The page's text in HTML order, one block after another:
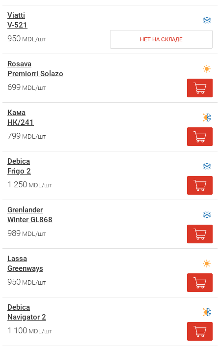
Viatti
V-521
950 MDL/шт НЕТ НА СКЛАДЕ
Rosava
Premiorri Solazo
699 MDL/шт
Кама
НК/241
799 MDL/шт
Debica
Frigo 2
1 250 MDL/шт
Grenlander
Winter GL868
989 MDL/шт
Lassa
Greenways
950 MDL/шт
Debica
Navigator 2
1 100 MDL/шт